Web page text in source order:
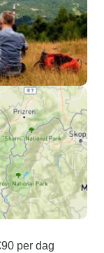
per dag